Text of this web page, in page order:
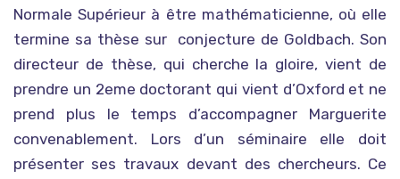
Normale Supérieur à être mathématicienne, où elle
termine sa thèse sur conjecture de Goldbach. Son
directeur de thèse, qui cherche la gloire, vient de
prendre un 2eme doctorant qui vient d’Oxford et ne
prend plus le temps d’accompagner Marguerite
convenablement. Lors d’un séminaire elle doit
présenter ses travaux devant des chercheurs. Ce